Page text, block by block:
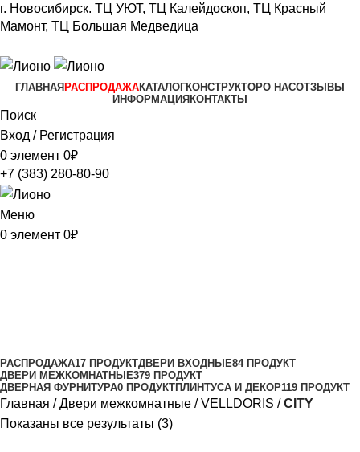
г. Новосибирск. ТЦ УЮТ, ТЦ Калейдоскоп, ТЦ Красный
Мамонт, ТЦ Большая Медведица​
ГЛАВНАЯ РАСПРОДАЖАКАТАЛОГКОНСТРУКТОРО НАСОТЗЫВЫ
ИНФОРМАЦИЯ КОНТАКТЫ
Поиск
Вход / Регистрация
0 элемент 0₽
+7 (383) 280-80-90
Меню
0 элемент 0₽
РАСПРОДАЖА17 ПРОДУКТДВЕРИ ВХОДНЫЕ84 ПРОДУКТ
ДВЕРИ МЕЖКОМНАТНЫЕ379 ПРОДУКТ
ДВЕРНАЯ ФУРНИТУРА0 ПРОДУКТПЛИНТУСА И ДЕКОР119 ПРОДУКТ
Главная Двери межкомнатные VELLDORIS
CITY
Показаны все результаты (3)